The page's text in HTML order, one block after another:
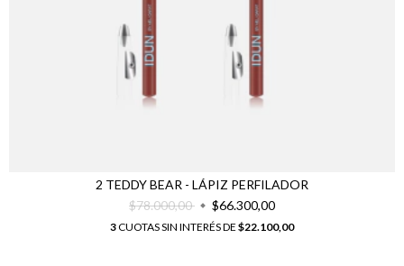
2 TEDDY BEAR - LÁPIZ PERFILADOR
$78.000,00
$66.300,00
3CUOTAS SIN INTERÉS DE $22.100,00